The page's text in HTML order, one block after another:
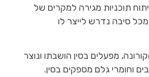
תוכניות מגירה למקרים של
סיבה נדרש לייצר לו
מפעלים בסין הושבתו ונוצר
וחומרי גלם מספקים בסין.